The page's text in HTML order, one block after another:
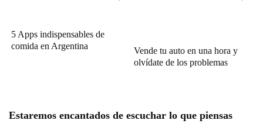
5 Apps indispensables de
comida en Argentina
Vende tu auto en una hora y
olvídate de los problemas
Estaremos encantados de escuchar lo que piensas